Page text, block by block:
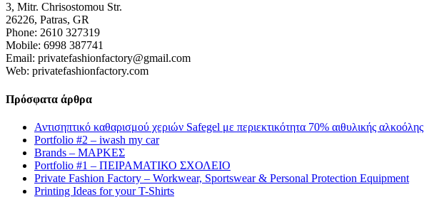
3, Mitr. Chrisostomou Str.
26226, Patras, GR
Phone: 2610 327319
Mobile: 6998 387741
Email: privatefashionfactory@gmail.com
Web: privatefashionfactory.com
Πρόσφατα άρθρα
Αντισηπτικό καθαρισμού χεριών Safegel με περιεκτικότητα 70% αιθυλικής αλκοόλης
Portfolio #2 – iwash my car
Brands – ΜΑΡΚΕΣ
Portfolio #1 – ΠΕΙΡΑΜΑΤΙΚΟ ΣΧΟΛΕΙΟ
Private Fashion Factory – Workwear, Sportswear & Personal Protection Equipment
Printing Ideas for your T-Shirts